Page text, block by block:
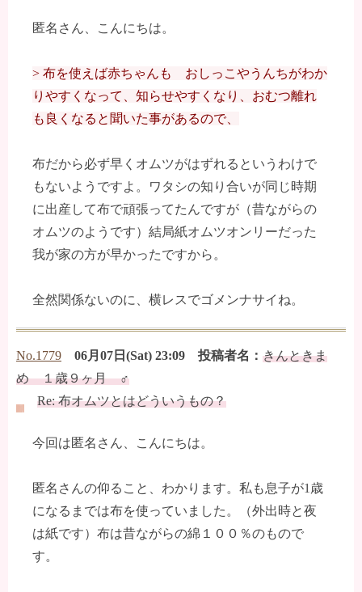
匿名さん、こんにちは。
> 布を使えば赤ちゃんも おしっこやうんちがわか
りやすくなって、知らせやすくなり、おむつ離れ
も良くなると聞いた事があるので、
布だから必ず早くオムツがはずれるというわけで
もないようですよ。ワタシの知り合いが同じ時期
に出産して布で頑張ってたんですが（昔ながらの
オムツのようです）結局紙オムツオンリーだった
我が家の方が早かったですから。
全然関係ないのに、横レスでゴメンナサイね。
No.1779 06月07日(Sat) 23:09 投稿者名： きんときま
め １歳９ヶ月 ♂
Re: 布オムツとはどういうもの？
今回は匿名さん、こんにちは。
匿名さんの仰ること、わかります。私も息子が1歳
になるまでは布を使っていました。（外出時と夜
は紙です）布は昔ながらの綿１００％のもので
す。